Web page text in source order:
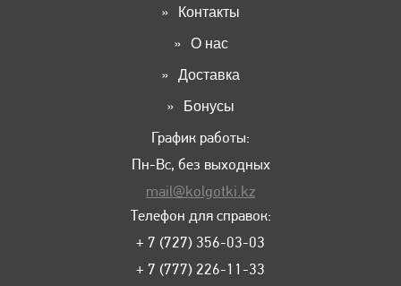
Контакты
О нас
Доставка
Бонусы
График работы:
Пн-Вс, без выходных
mail@kolgotki.kz
Телефон для справок:
+ 7 (727) 356-03-03
+ 7 (777) 226-11-33